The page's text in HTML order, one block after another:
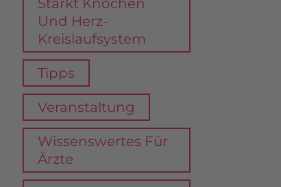
Stärkt Knochen
Und Herz-
Kreislaufsystem
Tipps
Veranstaltung
Wissenswertes Für
Ärzte